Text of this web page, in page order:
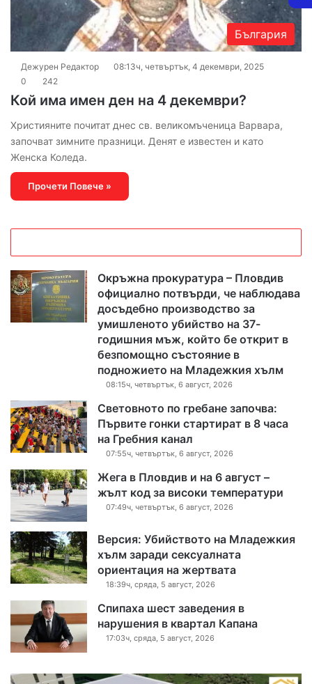
България
Дежурен Редактор
08:13ч, четвъртък, 4 декември, 2025
0
242
Кой има имен ден на 4 декември?
Християните почитат днес св. великомъченица Варвара,
започват зимните празници. Денят е известен и като
Женска Коледа.
Прочети Повече »
Окръжна прокуратура – Пловдив
официално потвърди, че наблюдава
досъдебно производство за
умишленото убийство на 37-
годишния мъж, който бе открит в
безпомощно състояние в
подножието на Младежкия хълм
08:15ч, четвъртък, 6 август, 2026
Световното по гребане започва:
Първите гонки стартират в 8 часа
на Гребния канал
07:55ч, четвъртък, 6 август, 2026
Жега в Пловдив и на 6 август –
жълт код за високи температури
07:49ч, четвъртък, 6 август, 2026
Версия: Убийството на Младежкия
хълм заради сексуалната
ориентация на жертвата
18:39ч, сряда, 5 август, 2026
Спипаха шест заведения в
нарушения в квартал Капана
17:03ч, сряда, 5 август, 2026